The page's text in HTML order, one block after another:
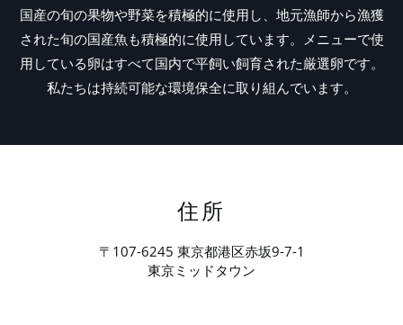
国産の旬の果物や野菜を積極的に使用し、地元漁師から漁獲
された旬の国産魚も積極的に使用しています。メニューで使
用している卵はすべて国内で平飼い飼育された厳選卵です。
私たちは持続可能な環境保全に取り組んでいます。
住所
〒107-6245 東京都港区赤坂9-7-1
東京ミッドタウン